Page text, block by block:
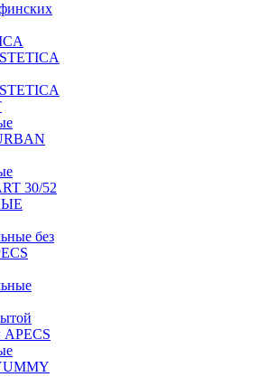
30/52
без
APECS